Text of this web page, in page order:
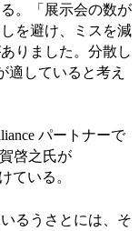
。「展示会の数が
を避け、ミスを減
りました。分散し
適していると考え
パートナーで
啓之氏が
ている。
るうさとには、そ